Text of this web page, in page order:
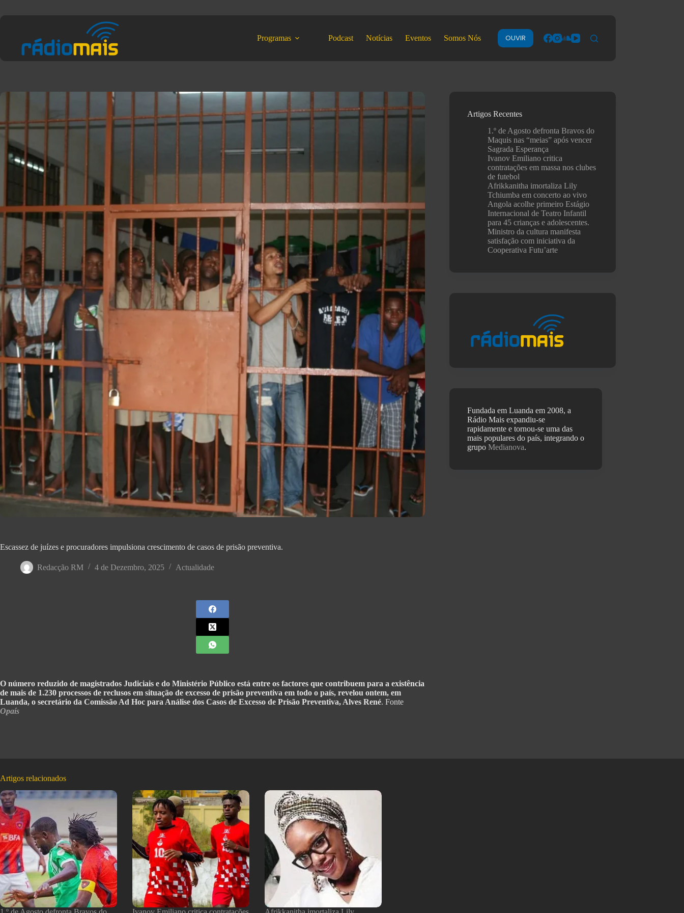
Programas Podcast Notícias Eventos Somos Nós OUVIR
Escassez de juízes e procuradores impulsiona crescimento de casos de prisão preventiva.
Redacção RM 4 de Dezembro, 2025 Actualidade
O número reduzido de magistrados Judiciais e do Ministério Público está entre os factores que contribuem para a existência
de mais de 1.230 processos de reclusos em situação de excesso de prisão preventiva em todo o país, revelou ontem, em
Luanda, o secretário da Comissão Ad Hoc para Análise dos Casos de Excesso de Prisão Preventiva, Alves René. Fonte
Opaís
Artigos Recentes
1.º de Agosto defronta Bravos do
Maquis nas “meias” após vencer
Sagrada Esperança
Ivanov Emiliano critica
contratações em massa nos clubes
de futebol
Afrikkanitha imortaliza Lily
Tchiumba em concerto ao vivo
Angola acolhe primeiro Estágio
Internacional de Teatro Infantil
para 45 crianças e adolescentes.
Ministro da cultura manifesta
satisfação com iniciativa da
Cooperativa Futu’arte
Fundada em Luanda em 2008, a
Rádio Mais expandiu-se
rapidamente e tornou-se uma das
mais populares do país, integrando o
grupoMedianova.
Artigos relacionados